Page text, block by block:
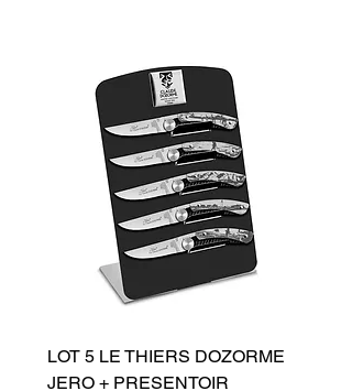
LOT 5 LE THIERS DOZORME
JERO + PRESENTOIR